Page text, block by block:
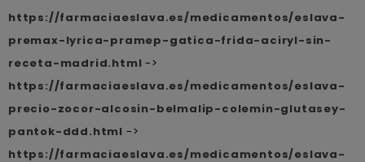
https://farmaciaeslava.es/medicamentos/eslava-
premax-lyrica-pramep-gatica-frida-aciryl-sin-
receta-madrid.html ->
https://farmaciaeslava.es/medicamentos/eslava-
precio-zocor-alcosin-belmalip-colemin-glutasey-
pantok-ddd.html ->
https://farmaciaeslava.es/medicamentos/eslava-